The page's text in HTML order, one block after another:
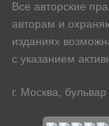
Все авторские
авторам и
изданиях
с указанием
г. Москва,